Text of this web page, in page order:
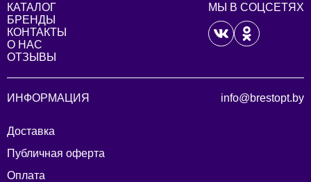
КАТАЛОГ
БРЕНДЫ
КОНТАКТЫ
О НАС
ОТЗЫВЫ
МЫ В СОЦСЕТЯХ
ИНФОРМАЦИЯ
Доставка
Публичная оферта
Оплата
info@brestopt.by